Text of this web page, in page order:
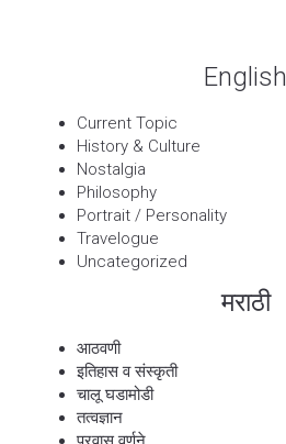
English
Current Topic
History & Culture
Nostalgia
Philosophy
Portrait / Personality
Travelogue
Uncategorized
मराठी
आठवणी
इतिहास व संस्कृती
चालू घडामोडी
तत्वज्ञान